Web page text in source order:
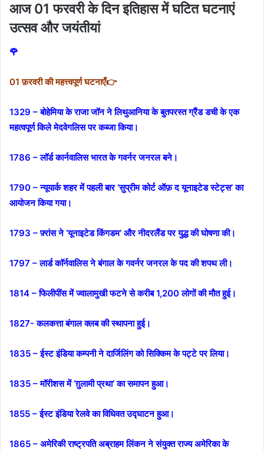
आज 01 फरवरी के दिन इतिहास में घटित घटनाएं
उत्सव और जयंतीयां
🌹
01 फ़रवरी की महत्त्वपूर्ण घटनाएँ👉
1329 – बोहेमिया के राजा जॉन ने लिथुआनिया के बुतपरस्त ग्रैंड डची के एक
महत्वपूर्ण किले मेदवेगलिस पर कब्जा किया।
1786 – लॉर्ड कार्नवालिस भारत के गवर्नर जनरल बने।
1790 – न्यूयार्क शहर में पहली बार ‘सुप्रीम कोर्ट ऑफ़ द यूनाइटेड स्टेट्स’ का
आयोजन किया गया।
1793 – फ़्रांस ने ‘यूनाइटेड किंगडम’ और नीदरलैंड पर युद्ध की घोषणा की।
1797 – लार्ड काॅर्नवालिस ने बंगाल के गवर्नर जनरल के पद की शपथ ली।
1814 – फिलीपींस में ज्वालामुखी फटने से करीब 1,200 लोगों की माैत हुई।
1827- कलकत्ता बंगाल क्लब की स्थापना हुई।
1835 – ईस्ट इंडिया कम्पनी ने दार्जिलिंग को सिक्किम के पट्टे पर लिया।
1835 – मॉरीशस में ‘ग़ुलामी प्रथा’ का समापन हुआ।
1855 – ईस्ट इंडिया रेलवे का विधिवत उद्घाटन हुआ।
1865 – अमेरिकी राष्ट्रपति अब्राहम लिंकन ने संयुक्त राज्य अमेरिका के